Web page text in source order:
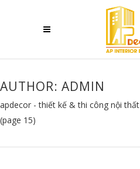
AUTHOR: ADMIN
apdecor - thiết kế & thi công nội thất
(page 15)